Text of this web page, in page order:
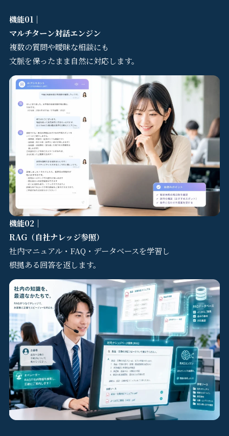
機能01｜
マルチターン対話エンジン
複数の質問や曖昧な相談にも
文脈を保ったまま自然に対応します。
機能02｜
RAG（自社ナレッジ参照）
社内マニュアル・FAQ・データベースを学習し
根拠ある回答を返します。